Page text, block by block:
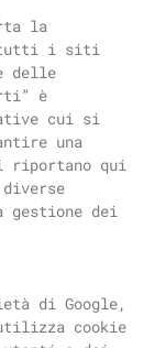
la
tutti i siti
delle
è
cui si
una
riportano qui
gestione dei
di Google,
cookie